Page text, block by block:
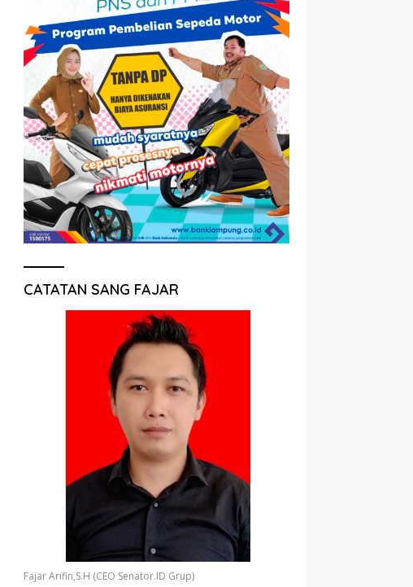
CATATAN SANG FAJAR
Fajar Arifin,S.H (CEO Senator.ID Grup)